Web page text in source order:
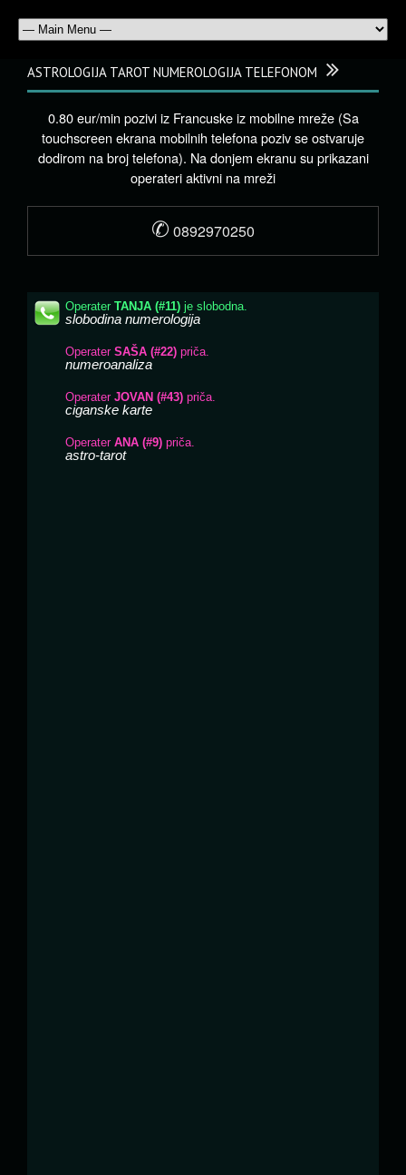
ASTROLOGIJA TAROT NUMEROLOGIJA TELEFONOM
0.80 eur/min pozivi iz Francuske iz mobilne mreže (Sa
touchscreen ekrana mobilnih telefona poziv se ostvaruje
dodirom na broj telefona). Na donjem ekranu su prikazani
operateri aktivni na mreži
✆ 0892970250